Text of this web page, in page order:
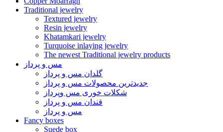
Traditional jewelry
Textured jewelry
Resin jewelry
Khatamkari jewelry
Turquoise inlaying jewelry
The newest Traditional jewelry products
مس و پرداز
گلدان مس و پرداز
جدیدترین محصولات مس و پرداز
شکلات خوری مس وپرداز
قندان مس و پرداز
مس و پرداز
Fancy boxes
Suede box